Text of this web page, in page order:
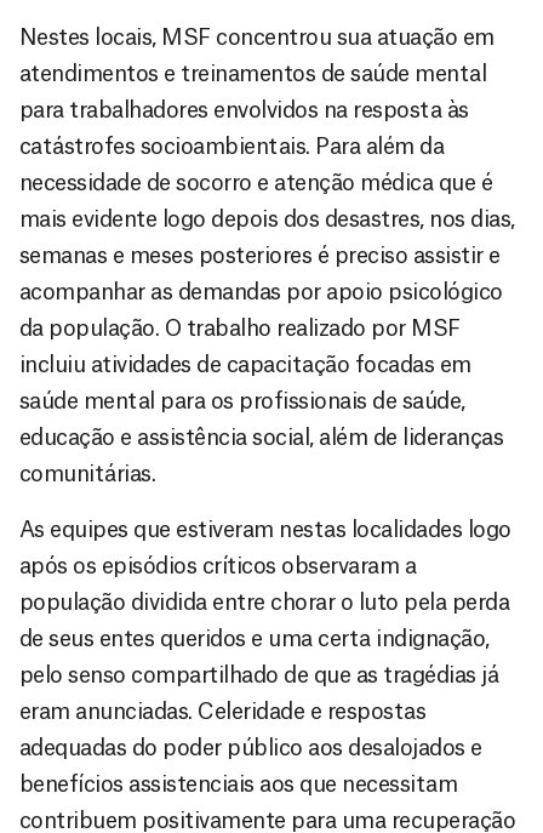
Nestes locais, MSF concentrou sua atuação em
atendimentos e treinamentos de saúde mental
para trabalhadores envolvidos na resposta às
catástrofes socioambientais. Para além da
necessidade de socorro e atenção médica que é
mais evidente logo depois dos desastres, nos dias,
semanas e meses posteriores é preciso assistir e
acompanhar as demandas por apoio psicológico
da população. O trabalho realizado por MSF
incluiu atividades de capacitação focadas em
saúde mental para os profissionais de saúde,
educação e assistência social, além de lideranças
comunitárias.
As equipes que estiveram nestas localidades logo
após os episódios críticos observaram a
população dividida entre chorar o luto pela perda
de seus entes queridos e uma certa indignação,
pelo senso compartilhado de que as tragédias já
eram anunciadas. Celeridade e respostas
adequadas do poder público aos desalojados e
benefícios assistenciais aos que necessitam
contribuem positivamente para uma recuperação